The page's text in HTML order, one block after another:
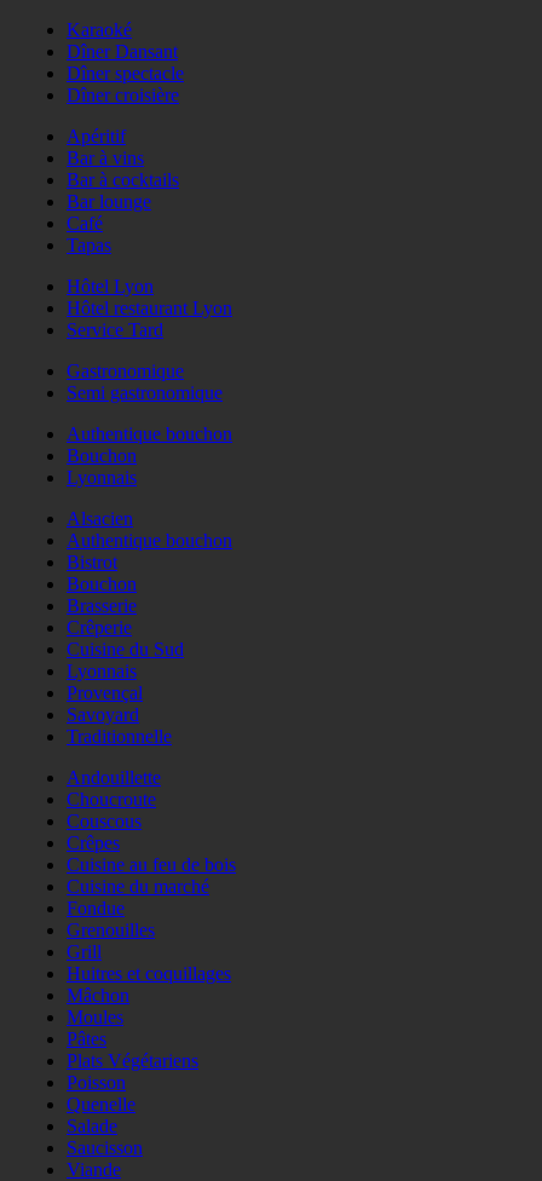
Karaoké
Dîner Dansant
Dîner spectacle
Dîner croisière
Apéritif
Bar à vins
Bar à cocktails
Bar lounge
Café
Tapas
Hôtel Lyon
Hôtel restaurant Lyon
Service Tard
Gastronomique
Semi gastronomique
Authentique bouchon
Bouchon
Lyonnais
Alsacien
Authentique bouchon
Bistrot
Bouchon
Brasserie
Crêperie
Cuisine du Sud
Lyonnais
Provençal
Savoyard
Traditionnelle
Andouillette
Choucroute
Couscous
Crêpes
Cuisine au feu de bois
Cuisine du marché
Fondue
Grenouilles
Grill
Huitres et coquillages
Mâchon
Moules
Pâtes
Plats Végétariens
Poisson
Quenelle
Salade
Saucisson
Viande